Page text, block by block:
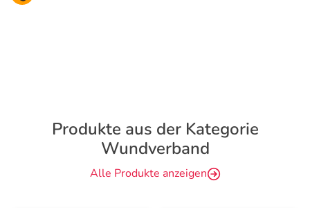
Produkte aus der Kategorie
Wundverband
Alle Produkte anzeigen